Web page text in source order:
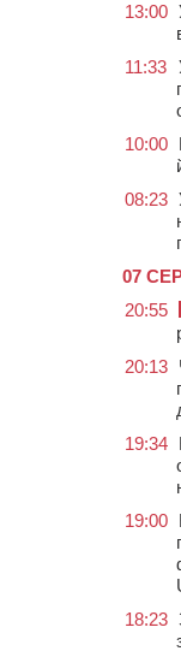
13:00
11:33
10:00
08:23
07
20:55
20:13
19:34
19:00
18:23